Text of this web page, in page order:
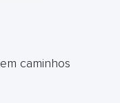
caminhos